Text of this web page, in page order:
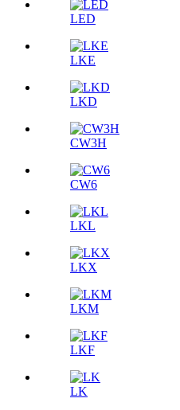
LED
LKE
LKD
CW3H
CW6
LKL
LKX
LKM
LKF
LK